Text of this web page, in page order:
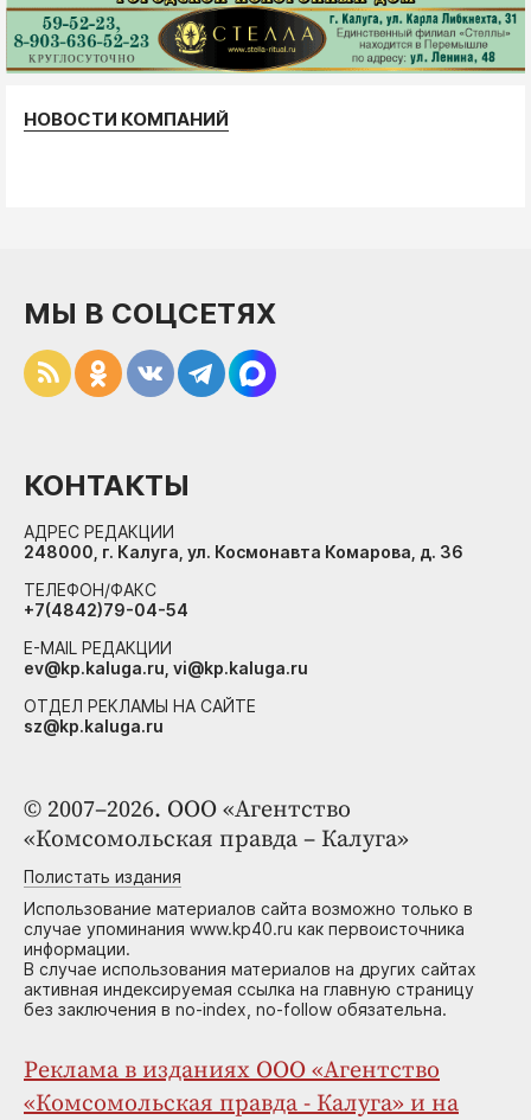
НОВОСТИ КОМПАНИЙ
© 2007–2026. ООО «Агентство
«Комсомольская правда – Калуга»
Полистать издания
Использование материалов сайта возможно только в
случае упоминания www.kp40.ru как первоисточника
информации.
В случае использования материалов на других сайтах
активная индексируемая ссылка на главную страницу
без заключения в no-index, no-follow обязательна.
Реклама в изданиях ООО «Агентство
«Комсомольская правда - Калуга» и на
МЫ В СОЦСЕТЯХ
КОНТАКТЫ
АДРЕС РЕДАКЦИИ
248000, г. Калуга, ул. Космонавта Комарова, д. 36
ТЕЛЕФОН/ФАКС
+7(4842)79-04-54
E-MAIL РЕДАКЦИИ
ev@kp.kaluga.ru, vi@kp.kaluga.ru
ОТДЕЛ РЕКЛАМЫ НА САЙТЕ
sz@kp.kaluga.ru